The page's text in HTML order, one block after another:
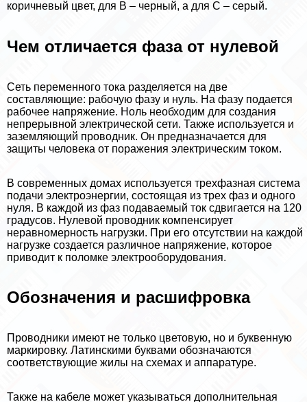
коричневый цвет, для В – черный, а для С – серый.
Чем отличается фаза от нулевой
Сеть переменного тока разделяется на две
составляющие: рабочую фазу и нуль. На фазу подается
рабочее напряжение. Ноль необходим для создания
непрерывной электрической сети. Также используется и
заземляющий проводник. Он предназначается для
защиты человека от поражения электрическим током.
В современных домах используется трехфазная система
подачи электроэнергии, состоящая из трех фаз и одного
нуля. В каждой из фаз подаваемый ток сдвигается на 120
градусов. Нулевой проводник компенсирует
неравномерность нагрузки. При его отсутствии на каждой
нагрузке создается различное напряжение, которое
приводит к поломке электрооборудования.
Обозначения и расшифровка
Проводники имеют не только цветовую, но и буквенную
маркировку. Латинскими буквами обозначаются
соответствующие жилы на схемах и аппаратуре.
Также на кабеле может указываться дополнительная